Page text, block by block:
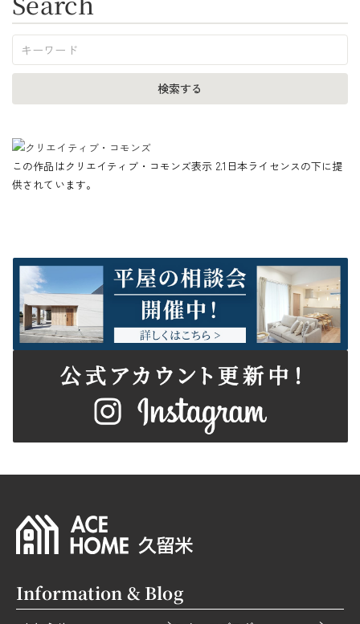
この作品はクリエイティブ・コモンズ表示 2.1日本ライセンスの下に提
供されています。
Information & Blog